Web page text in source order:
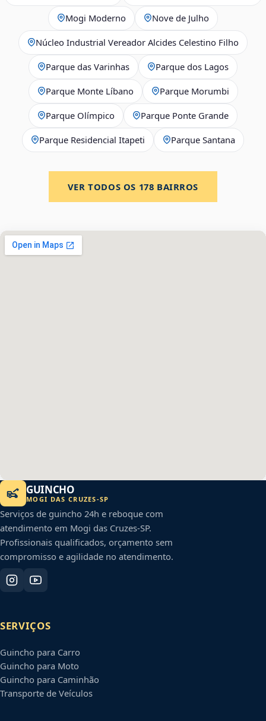
Mogi Moderno Nove de Julho
Núcleo Industrial Vereador Alcides Celestino Filho
Parque das Varinhas Parque dos Lagos
Parque Monte Líbano Parque Morumbi
Parque Olímpico Parque Ponte Grande
Parque Residencial Itapeti Parque Santana
VER TODOS OS 178 BAIRROS
GUINCHO
MOGI DAS CRUZES-SP
Serviços de guincho 24h e reboque com
atendimento em Mogi das Cruzes-SP.
Profissionais qualificados, orçamento sem
compromisso e agilidade no atendimento.
SERVIÇOS
Guincho para Carro
Guincho para Moto
Guincho para Caminhão
Transporte de Veículos